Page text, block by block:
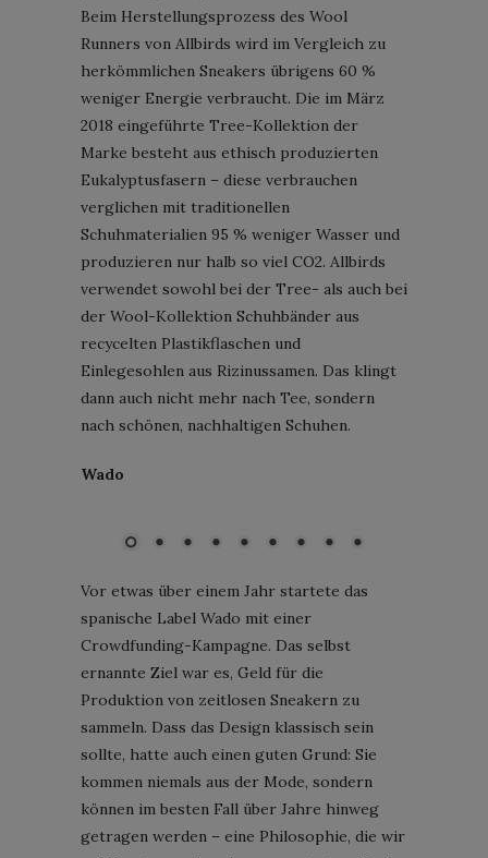
Beim Herstellungsprozess des Wool
Runners von Allbirds wird im Vergleich zu
herkömmlichen Sneakers übrigens 60 %
weniger Energie verbraucht. Die im März
2018 eingeführte Tree-Kollektion der
Marke besteht aus ethisch produzierten
Eukalyptusfasern – diese verbrauchen
verglichen mit traditionellen
Schuhmaterialien 95 % weniger Wasser und
produzieren nur halb so viel CO2. Allbirds
verwendet sowohl bei der Tree- als auch bei
der Wool-Kollektion Schuhbänder aus
recycelten Plastikflaschen und
Einlegesohlen aus Rizinussamen. Das klingt
dann auch nicht mehr nach Tee, sondern
nach schönen, nachhaltigen Schuhen.
Wado
Vor etwas über einem Jahr startete das
spanische Label Wado mit einer
Crowdfunding-Kampagne. Das selbst
ernannte Ziel war es, Geld für die
Produktion von zeitlosen Sneakern zu
sammeln. Dass das Design klassisch sein
sollte, hatte auch einen guten Grund: Sie
kommen niemals aus der Mode, sondern
können im besten Fall über Jahre hinweg
getragen werden – eine Philosophie, die wir